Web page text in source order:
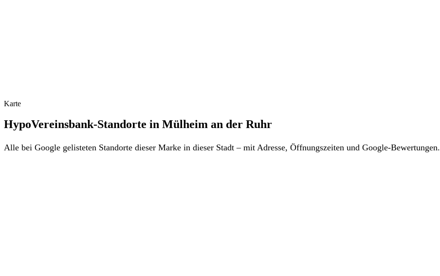
Karte
HypoVereinsbank-Standorte in Mülheim an der Ruhr
Alle bei Google gelisteten Standorte dieser Marke in dieser Stadt – mit Adresse, Öffnungszeiten und Google-Bewertungen.